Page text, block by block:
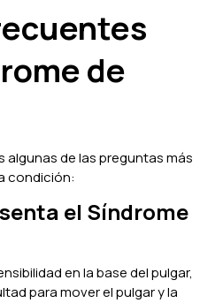
de
de las preguntas más
condición:
el Síndrome
en la base del pulgar,
para mover el pulgar y la